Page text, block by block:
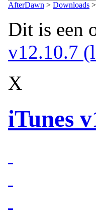
AfterDawn > Downloads >
Dit is een
v12.10.7
X
iTunes